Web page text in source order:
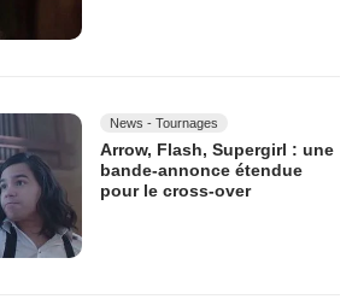
News - Tournages
Arrow, Flash, Supergirl : une
bande-annonce étendue
pour le cross-over